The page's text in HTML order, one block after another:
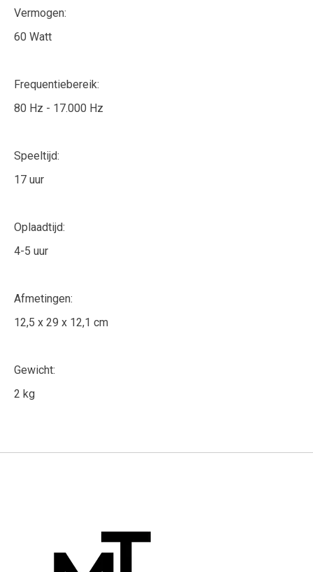
Vermogen:
60 Watt
Frequentiebereik:
80 Hz - 17.000 Hz
Speeltijd:
17 uur
Oplaadtijd:
4-5 uur
Afmetingen:
12,5 x 29 x 12,1 cm
Gewicht:
2 kg